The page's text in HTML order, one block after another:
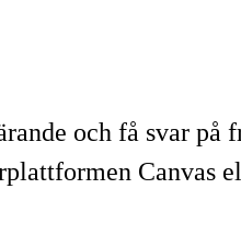
och få svar på
Canvas